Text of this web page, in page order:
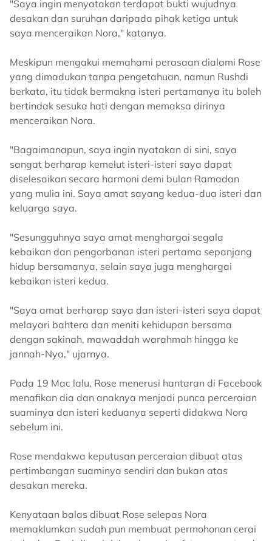
"Saya ingin menyatakan terdapat bukti wujudnya
desakan dan suruhan daripada pihak ketiga untuk
saya menceraikan Nora," katanya.
Meskipun mengakui memahami perasaan dialami Rose
yang dimadukan tanpa pengetahuan, namun Rushdi
berkata, itu tidak bermakna isteri pertamanya itu boleh
bertindak sesuka hati dengan memaksa dirinya
menceraikan Nora.
"Bagaimanapun, saya ingin nyatakan di sini, saya
sangat berharap kemelut isteri-isteri saya dapat
diselesaikan secara harmoni demi bulan Ramadan
yang mulia ini. Saya amat sayang kedua-dua isteri dan
keluarga saya.
"Sesungguhnya saya amat menghargai segala
kebaikan dan pengorbanan isteri pertama sepanjang
hidup bersamanya, selain saya juga menghargai
kebaikan isteri kedua.
"Saya amat berharap saya dan isteri-isteri saya dapat
melayari bahtera dan meniti kehidupan bersama
dengan sakinah, mawaddah warahmah hingga ke
jannah-Nya," ujarnya.
Pada 19 Mac lalu, Rose menerusi hantaran di Facebook
menafikan dia dan anaknya menjadi punca perceraian
suaminya dan isteri keduanya seperti didakwa Nora
sebelum ini.
Rose mendakwa keputusan perceraian dibuat atas
pertimbangan suaminya sendiri dan bukan atas
desakan mereka.
Kenyataan balas dibuat Rose selepas Nora
memaklumkan sudah pun membuat permohonan cerai